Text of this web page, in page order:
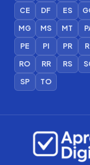
CE
DF ES
MG
MS MT
PE
PI PR
RO
RR RS
SP
TO